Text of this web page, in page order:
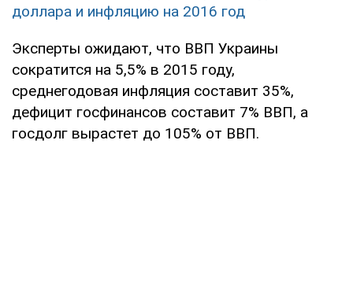
доллара и инфляцию на 2016 год
Эксперты ожидают, что ВВП Украины
сократится на 5,5% в 2015 году,
среднегодовая инфляция составит 35%,
дефицит госфинансов составит 7% ВВП, а
госдолг вырастет до 105% от ВВП.